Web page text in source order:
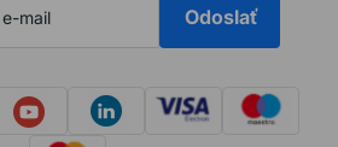
Odoslať